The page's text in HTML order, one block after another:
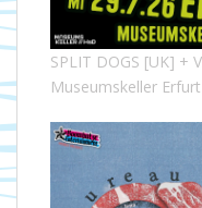
SPLIT DOGS [UK] +
Museumskeller Erfurt